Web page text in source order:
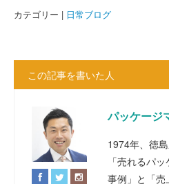
カテゴリー | 日常ブログ
この記事を書いた人
パッケージ
1974年、徳
「売れるパ
事例」と「売